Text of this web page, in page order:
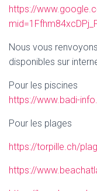
https://
Nous vous
disponibles sur
Pour les piscines
https://www.badi-
Pour les plages
https://torpille.ch/
https://